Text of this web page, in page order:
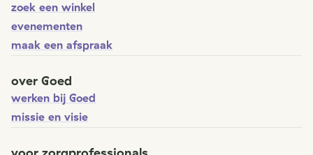
zoek een winkel
evenementen
maak een afspraak
over Goed
werken bij Goed
missie en visie